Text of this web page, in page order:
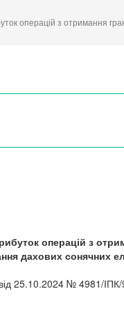
операцій з отримання
операцій з
дахових сонячних
від 25.10.2024 № 4981/